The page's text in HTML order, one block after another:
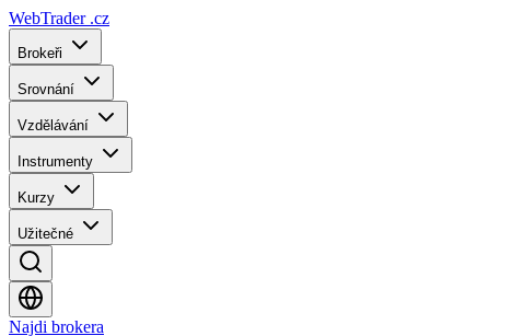
WebTrader .cz
Brokeři
Srovnání
Vzdělávání
Instrumenty
Kurzy
Užitečné
Najdi brokera